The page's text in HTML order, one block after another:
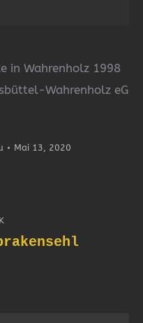
in Wahrenholz 1998
Wahrenholz eG
Mai 13, 2020